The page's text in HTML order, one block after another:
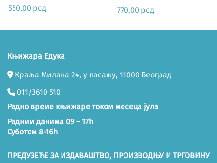
550,00 рсд 770,00 рсд
Књижара Едука
Краља Милана 24, у пасажу, 11000 Београд
011/3610 510
Радно време књижаре током месеца јула
Радним данима 09 – 17h
Суботом 8-16h
ПРЕДУЗЕЋЕ ЗА ИЗДАВАШТВО, ПРОИЗВОДЊУ И ТРГОВИНУ